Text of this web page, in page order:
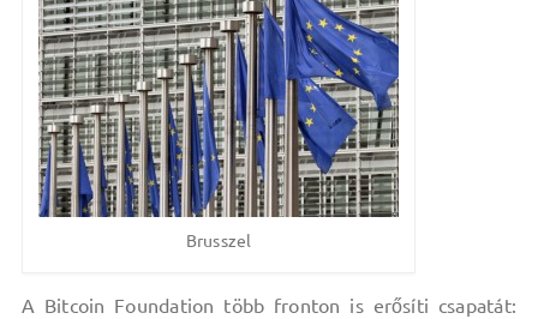
Brusszel
A Bitcoin Foundation több fronton is erősíti csapatát: